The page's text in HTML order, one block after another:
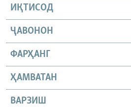
ИҚТИСОД
ҶАВОНОН
ФАРҲАНГ
ҲАМВАТАН
ВАРЗИШ